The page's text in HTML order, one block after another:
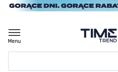
Przejdź do treści
Menu